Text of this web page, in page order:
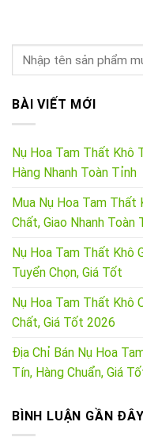
BÀI VIẾT MỚI
Nụ Hoa Tam Thất Khô
Hàng Nhanh Toàn Tỉnh
Mua Nụ Hoa Tam Thất
Chất, Giao Nhanh Toàn
Nụ Hoa Tam Thất Khô
Tuyển Chọn, Giá Tốt
Nụ Hoa Tam Thất Khô
Chất, Giá Tốt 2026
Địa Chỉ Bán Nụ Hoa
Tín, Hàng Chuẩn, Giá
BÌNH LUẬN GẦN ĐÂY